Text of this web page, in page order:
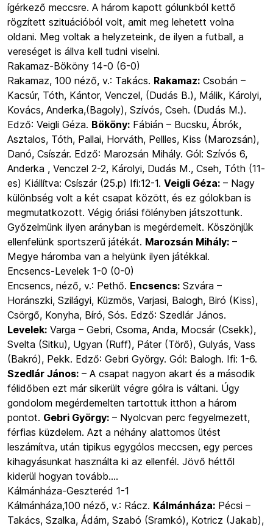
ígérkező meccsre. A három kapott gólunkból kettő
rögzített szituációból volt, amit meg lehetett volna
oldani. Meg voltak a helyzeteink, de ilyen a futball, a
vereséget is állva kell tudni viselni.
Rakamaz-Bököny 14-0 (6-0)
Rakamaz, 100 néző, v.: Takács. Rakamaz: Csobán –
Kacsúr, Tóth, Kántor, Venczel, (Dudás B.), Málik, Károlyi,
Kovács, Anderka,(Bagoly), Szívós, Cseh. (Dudás M.).
Edző: Veigli Géza. Bököny: Fábián – Bucsku, Ábrók,
Asztalos, Tóth, Pallai, Horváth, Pellles, Kiss (Marozsán),
Danó, Csíszár. Edző: Marozsán Mihály. Gól: Szívós 6,
Anderka , Venczel 2-2, Károlyi, Dudás M., Cseh, Tóth (11-
es) Kiállítva: Csíszár (25.p) Ifi:12-1. Veigli Géza: – Nagy
különbség volt a két csapat között, és ez gólokban is
megmutatkozott. Végig óriási fölényben játszottunk.
Győzelmünk ilyen arányban is megérdemelt. Köszönjük
ellenfelünk sportszerű játékát. Marozsán Mihály: –
Megye háromba van a helyünk ilyen játékkal.
Encsencs-Levelek 1-0 (0-0)
Encsencs, néző, v.: Pethő. Encsencs: Szvára –
Horánszki, Szilágyi, Küzmös, Varjasi, Balogh, Biró (Kiss),
Csörgő, Konyha, Bíró, Sós. Edző: Szedlár János.
Levelek: Varga – Gebri, Csoma, Anda, Mocsár (Csekk),
Svelta (Sitku), Ugyan (Ruff), Páter (Törő), Gulyás, Vass
(Bakró), Pekk. Edző: Gebri György. Gól: Balogh. Ifi: 1-6.
Szedlár János: – A csapat nagyon akart és a második
félidőben ezt már sikerült végre gólra is váltani. Úgy
gondolom megérdemelten tartottuk itthon a három
pontot. Gebri György: – Nyolcvan perc fegyelmezett,
férfias küzdelem. Azt a néhány alattomos ütést
leszámítva, után tipikus egygólos meccsen, egy perces
kihagyásunkat használta ki az ellenfél. Jövő héttől
kiderül hogyan tovább....
Kálmánháza-Geszteréd 1-1
Kálmánháza,100 néző, v.: Rácz. Kálmánháza: Pécsi –
Takács, Szalka, Ádám, Szabó (Sramkó), Kotricz (Jakab),